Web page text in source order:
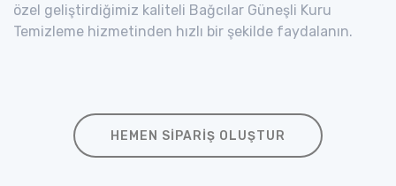
özel geliştirdiğimiz kaliteli Bağcılar Güneşli Kuru
Temizleme hizmetinden hızlı bir şekilde faydalanın.
HEMEN SIPARIŞ OLUŞTUR